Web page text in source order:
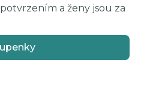
a ženy jsou za